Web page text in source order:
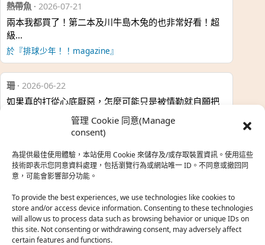
管理 Cookie 同意(Manage
consent)
為提供最佳使用體驗，本站使用 Cookie 來儲存及/或存取裝置資訊。使用這些
技術即表示您同意資料處理，包括瀏覽行為或網站唯一 ID。不同意或撤回同
意，可能會影響部分功能。
To provide the best experiences, we use technologies like cookies to
store and/or access device information. Consenting to these technologies
will allow us to process data such as browsing behavior or unique IDs on
this site. Not consenting or withdrawing consent, may adversely affect
certain features and functions.
熱帶魚 · 2026-07-21
兩本我都買了！第二本及川牛島木兔的也非常好看！超
級…
於『排球少年！！magazine』
珊· 2026-06-22
如果真的打從心底厭惡，怎麼可能只是被情勒就自願把
熱帶魚·2026-06-22
之前看到網路上有人說灰二自私情勒大家陪他圓夢，但
真…
於『強風吹拂』